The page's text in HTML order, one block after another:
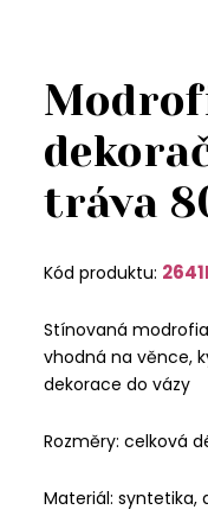
tráva
Kód produktu:
Stínovaná
vhodná na věnce,
dekorace do vázy
Rozměry: celková
Materiál: syntetika,